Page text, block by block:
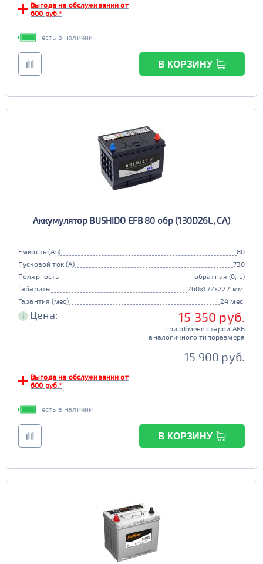
Выгода на обслуживании от
600 руб.*
есть в наличии
В КОРЗИНУ
Аккумулятор BUSHIDO EFB 80 обр (130D26L, CA)
Емкость (Ач)
80
Пусковой ток (А)
730
Полярность
обратная (0, L)
Габариты
260x172x222 мм.
Гарантия (мес)
24 мес.
i Цена: 15 350 руб.
при обмене старой АКБ
аналогичного типоразмера
15 900 руб.
Выгода на обслуживании от
600 руб.*
есть в наличии
В КОРЗИНУ